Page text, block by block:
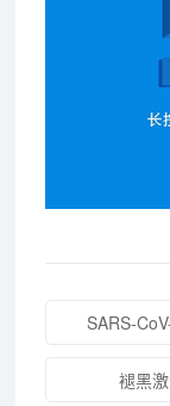
SARS-
褪黑